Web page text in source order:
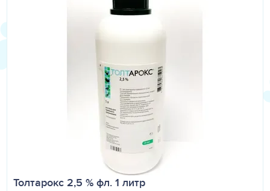
Толтарокс 2,5 % фл. 1 литр